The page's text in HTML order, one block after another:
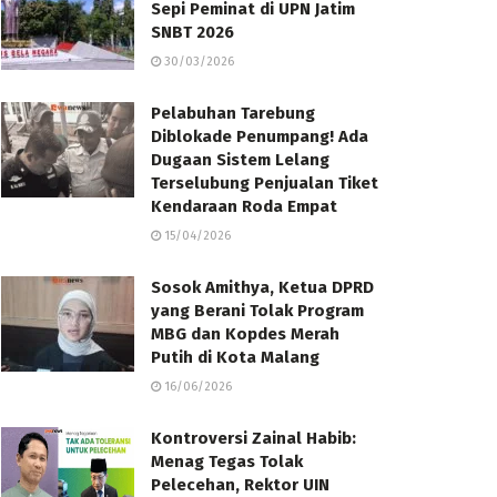
Sepi Peminat di UPN Jatim
SNBT 2026
30/03/2026
Pelabuhan Tarebung
Diblokade Penumpang! Ada
Dugaan Sistem Lelang
Terselubung Penjualan Tiket
Kendaraan Roda Empat
15/04/2026
Sosok Amithya, Ketua DPRD
yang Berani Tolak Program
MBG dan Kopdes Merah
Putih di Kota Malang
16/06/2026
Kontroversi Zainal Habib:
Menag Tegas Tolak
Pelecehan, Rektor UIN